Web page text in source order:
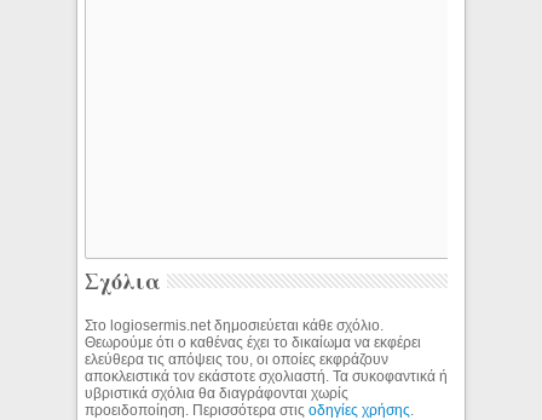
Σχόλια
Στο logiosermis.net δημοσιεύεται κάθε σχόλιο.
Θεωρούμε ότι ο καθένας έχει το δικαίωμα να εκφέρει
ελεύθερα τις απόψεις του, οι οποίες εκφράζουν
αποκλειστικά τον εκάστοτε σχολιαστή. Τα συκοφαντικά ή
υβριστικά σχόλια θα διαγράφονται χωρίς
προειδοποίηση. Περισσότερα στιςοδηγίες χρήσης